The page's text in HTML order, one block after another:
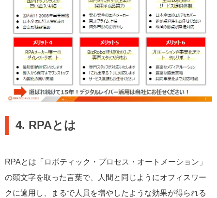
4. RPAとは
RPAとは「ロボティック・プロセス・オートメーション」
の頭文字を取った言葉で、人間と同じようにオフィスワー
クに適用し、まるで人員を増やしたような効果が得られる